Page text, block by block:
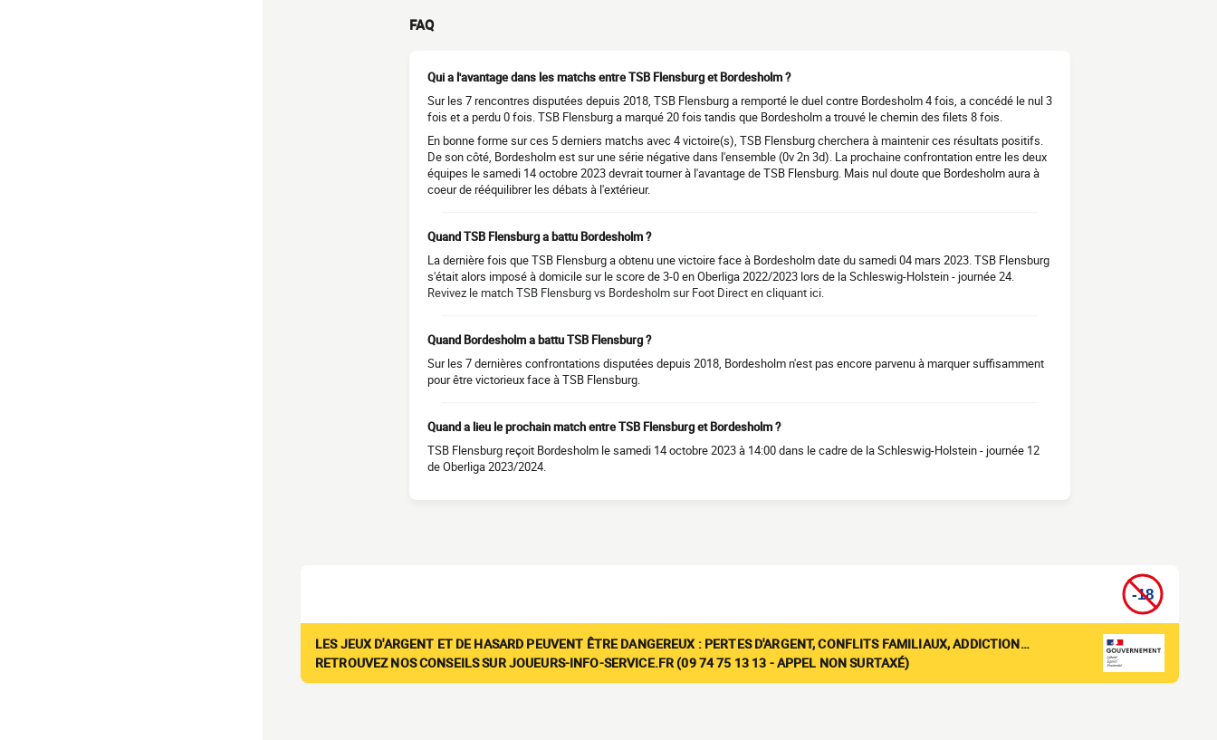
FAQ
Qui a l'avantage dans les matchs entre TSB Flensburg et Bordesholm ?
Sur les 7 rencontres disputées depuis 2018, TSB Flensburg a remporté le duel contre Bordesholm 4 fois, a concédé le nul 3
fois et a perdu 0 fois. TSB Flensburg a marqué 20 fois tandis que Bordesholm a trouvé le chemin des filets 8 fois.
En bonne forme sur ces 5 derniers matchs avec 4 victoire(s), TSB Flensburg cherchera à maintenir ces résultats positifs.
De son côté, Bordesholm est sur une série négative dans l'ensemble (0v 2n 3d). La prochaine confrontation entre les deux
équipes le samedi 14 octobre 2023 devrait tourner à l'avantage de TSB Flensburg. Mais nul doute que Bordesholm aura à
coeur de rééquilibrer les débats à l'extérieur.
Quand TSB Flensburg a battu Bordesholm ?
La dernière fois que TSB Flensburg a obtenu une victoire face à Bordesholm date du samedi 04 mars 2023. TSB Flensburg
s'était alors imposé à domicile sur le score de 3-0 en Oberliga 2022/2023 lors de la Schleswig-Holstein - journée 24.
Revivez le match TSB Flensburg vs Bordesholm sur Foot Direct en cliquant ici.
Quand Bordesholm a battu TSB Flensburg ?
Sur les 7 dernières confrontations disputées depuis 2018, Bordesholm n'est pas encore parvenu à marquer suffisamment
pour être victorieux face à TSB Flensburg.
Quand a lieu le prochain match entre TSB Flensburg et Bordesholm ?
TSB Flensburg reçoit Bordesholm le samedi 14 octobre 2023 à 14:00 dans le cadre de la Schleswig-Holstein - journée 12
de Oberliga 2023/2024.
LES JEUX D'ARGENT ET DE HASARD PEUVENT ÊTRE DANGEREUX : PERTES D'ARGENT, CONFLITS FAMILIAUX, ADDICTION…
RETROUVEZ NOS CONSEILS SUR JOUEURS-INFO-SERVICE.FR (09 74 75 13 13 - APPEL NON SURTAXÉ)